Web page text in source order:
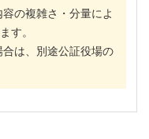
の複雑さ・分量によ
す。
は、別途公証役場の